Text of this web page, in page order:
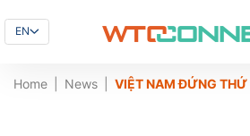
EN
Home News VIỆT NAM ĐỨNG